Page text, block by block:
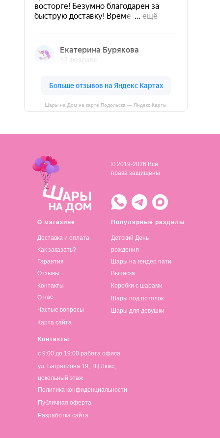
Шары на Дом на карте Подольска — Яндекс Карты
О магазине
Доставка и оплата
Популярные разделы
Детский День
рождения
Контакты
© 2019-2026 Все
права защищены
Как заказать?
Гарантия
Отзывы
Контакты
О нас
Частые вопросы
Карта сайта
Шары на гендер пати
Выписка
Коробки с шарами
Шары под потолок
Шары для девушки
с 9:00 до 19:00 работа офиса
ул. Багратиона 19, ТЦ Люкс,
цокольный этаж
Политика конфиденциальности
Публичная оферта
Разработка сайта